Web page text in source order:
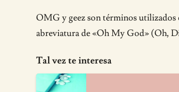
OMG y geez son términos utilizados
abreviatura de «Oh My God» (Oh,
Tal vez te interesa